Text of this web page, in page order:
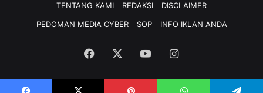
TENTANG KAMI
REDAKSI
DISCLAIMER
PEDOMAN MEDIA CYBER
SOP INFO IKLAN ANDA
Facebook YouTubeInstagram